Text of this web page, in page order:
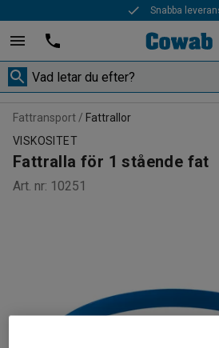
Snabba
Fattransport
Fattrallor
VISKOSITET
Fattralla för 1 stående fat
Art. nr: 10251